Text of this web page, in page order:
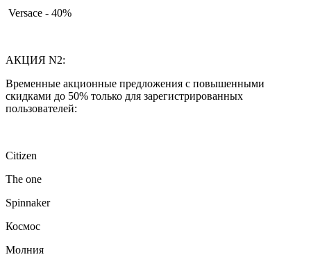
Versace - 40%
АКЦИЯ N2:
Временные акционные предложения с повышенными
скидками до 50% только для зарегистрированных
пользователей:
Citizen
The one
Spinnaker
Космос
Молния